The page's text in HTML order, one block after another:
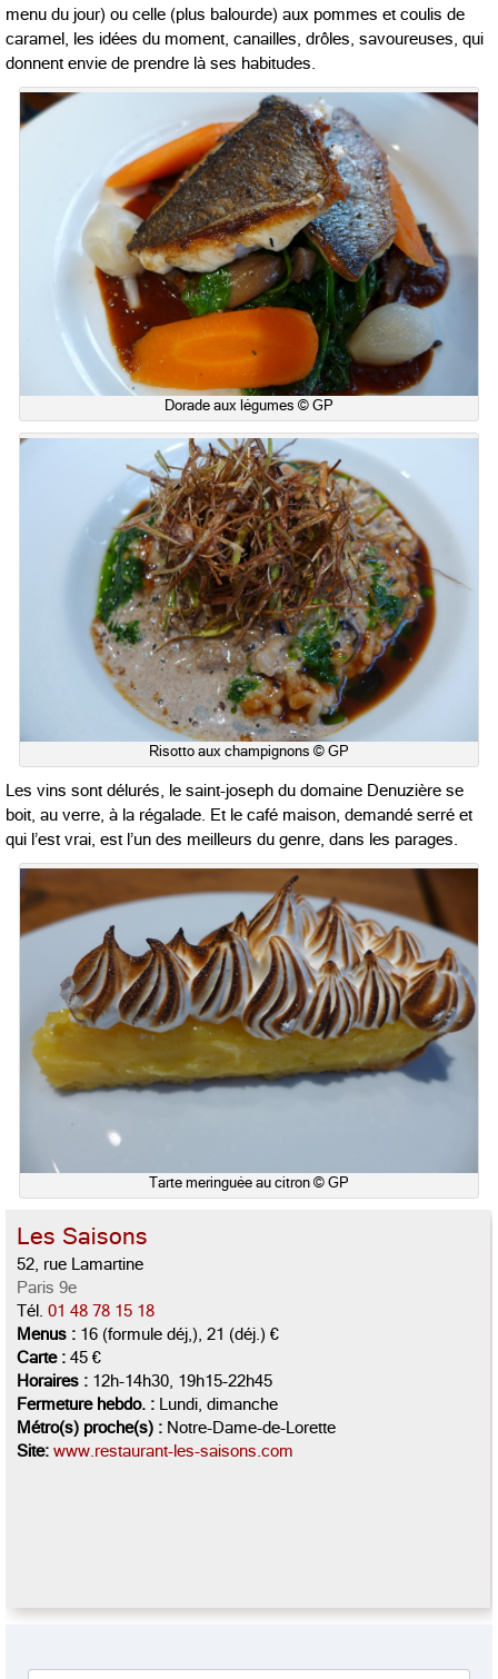
menu du jour) ou celle (plus balourde) aux pommes et coulis de
caramel, les idées du moment, canailles, drôles, savoureuses, qui
donnent envie de prendre là ses habitudes.
Dorade aux légumes © GP
Risotto aux champignons © GP
Les vins sont délurés, le saint-joseph du domaine Denuzière se
boit, au verre, à la régalade. Et le café maison, demandé serré et
qui l’est vrai, est l’un des meilleurs du genre, dans les parages.
Tarte meringuée au citron © GP
Les Saisons
52, rue Lamartine
Paris 9e
Tél. 01 48 78 15 18
Menus : 16 (formule déj,), 21 (déj.) €
Carte : 45 €
Horaires : 12h-14h30, 19h15-22h45
Fermeture hebdo. : Lundi, dimanche
Métro(s) proche(s) : Notre-Dame-de-Lorette
Site: www.restaurant-les-saisons.com